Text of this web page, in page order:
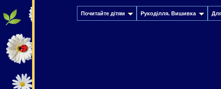
Почитайте дітям Рукоділля. Вишивка